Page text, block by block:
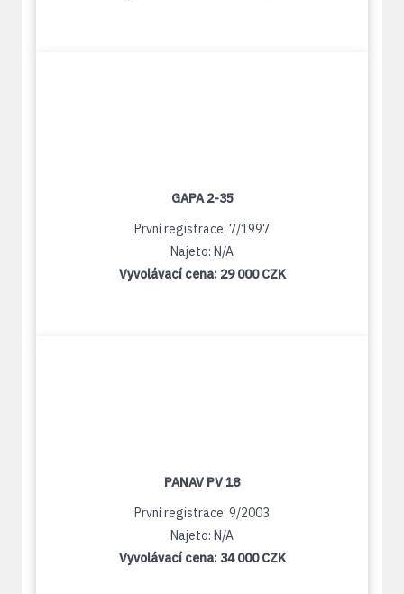
GAPA 2-35
První registrace: 7/1997
Najeto: N/A
Vyvolávací cena: 29 000 CZK
PANAV PV 18
První registrace: 9/2003
Najeto: N/A
Vyvolávací cena: 34 000 CZK